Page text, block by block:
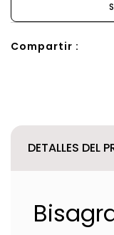
Compartir :
DETALLES DEL